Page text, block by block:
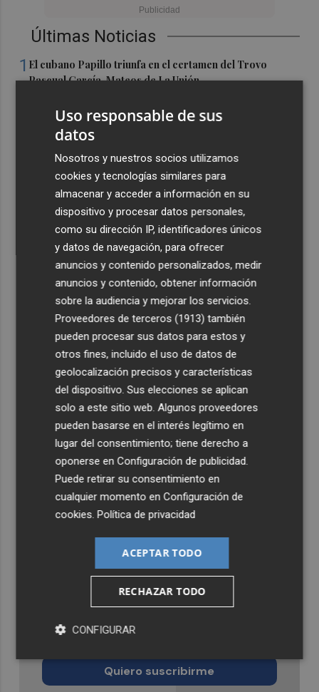
Últimas Noticias
1 El cubano Papillo triunfa en el certamen del Trovo
Pascual García-Mateos de La Unión
El cantaor Rafa del Calli emociona y se lleva el trofeo
más emblemático del flamenco, la Lámpara Minera del
Cante de las Minas
El Castell de l'Olla de Altea 2026, en imágenes
El Villarreal pone el broche de oro a la pretemporada
con una victoria contra el Galatasaray
Kiat Lim preside por primera vez un partido en Mestalla
Recibe toda la actualidad de
Quiero suscribirme
Uso responsable de sus
datos
Nosotros y nuestros socios utilizamos
cookies y tecnologías similares para
almacenar y acceder a información en su
dispositivo y procesar datos personales,
como su dirección IP, identificadores únicos
y datos de navegación, para ofrecer
anuncios y contenido personalizados, medir
anuncios y contenido, obtener información
sobre la audiencia y mejorar los servicios.
Proveedores de terceros (1913) también
pueden procesar sus datos para estos y
otros fines, incluido el uso de datos de
geolocalización precisos y características
del dispositivo. Sus elecciones se aplican
solo a este sitio web. Algunos proveedores
pueden basarse en el interés legítimo en
lugar del consentimiento; tiene derecho a
oponerse enConfiguración de publicidad.
Puede retirar su consentimiento en
cualquier momento enConfiguración de
cookies.Política de privacidad
ACEPTAR TODO
RECHAZAR TODO
CONFIGURAR